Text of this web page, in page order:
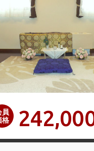
月
泉屋 香芝メモ
0232 奈良県 香芝
のご意見】10年前に
なり、その時がすご
お願いしました。ス
感もあって、対応も
かったです。ただ、
置いてあって、頂い
くりしました。まあ
員
格